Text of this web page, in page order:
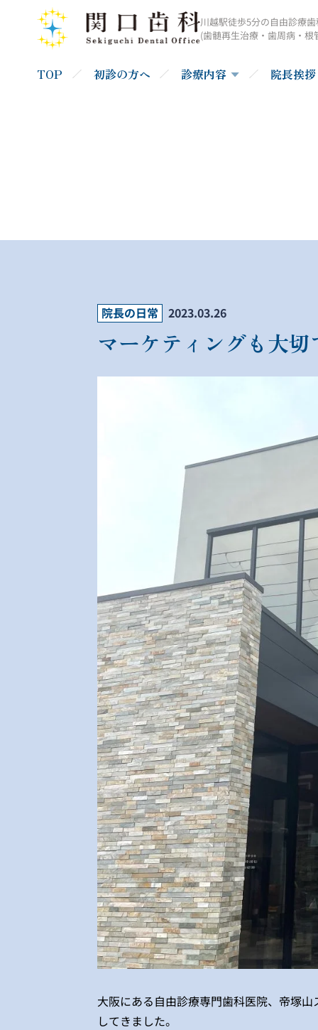
川越駅徒歩5分の自由診療
(歯髄再生治療・歯周病・根
TOP 初診の方へ 診療内容 院長挨拶
院長の日常 2023.03.26
マーケティングも大切
大阪にある自由診療専門歯科医院、帝塚
してきました。